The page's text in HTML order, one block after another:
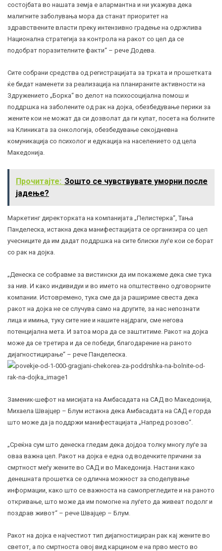
состојбата во нашата земја е алармантна и ни укажува дека
малигните заболувања мора да станат приоритет на
здравствените власти преку интензивно градење на одржлива
Национална стратегија за контрола на ракот со цел да се
подобрат поразителните факти“ – рече Додева.
Сите собрани средства од регистрацијата за трката и прошетката
ќе бидат наменети за реализација на планираните активности на
Здружението „Борка“ во делот на психосоцијална помош и
поддршка на заболените од рак на дојка, обезбедување перики за
жените кои не можат да си дозволат да ги купат, посета на болните
на Клиниката за онкологија, обезбедување секојдневна
комуникација со психолог и едукација на населението од цела
Македонија.
Прочитајте: Зошто се чувствувате уморни после
јадење?
Маркетинг директорката на компанијата „Пелистерка“, Тања
Панделеска, истакна дека манифестацијата се организира со цел
учесниците да им дадат поддршка на сите блиски луѓе кои се борат
со рак на дојка.
„Денеска се собравме за вистински да им покажеме дека сме тука
за нив. И како индивидуи и во името на општествено одговорните
компании. Истовремено, тука сме да ја рашириме свеста дека
ракот на дојка не се случува само на другите, за нас непознати
лица и имиња, туку сите ние и нашите најдраги, сме негова
потенцијална мета. И затоа мора да се заштитиме. Ракот на дојка
може да се третира и да се победи, благодарение на раното
дијагностицирање“ – рече Панделеска.
Заменик-шефот на мисијата на Амбасадата на САД во Македонија,
Михаела Швајцер – Блум истакна дека Амбасадата на САД е горда
што може да ја поддржи манифестацијата „Напред розово“.
„Среќна сум што денеска гледам дека дојдоа толку многу луѓе за
оваа важна цел. Ракот на дојка е една од водечките причини за
смртност меѓу жените во САД и во Македонија. Настани како
денешната прошетка се одлична можност за споделување
информации, како што се важноста на самопрегледите и на раното
откривање, што може да им помогне на луѓето да живеат подолг и
поздрав живот“ – рече Швајцер – Блум.
Ракот на дојка е најчестиот тип дијагностициран рак кај жените во
светот, а по смртноста овој вид карцином е на прво место во